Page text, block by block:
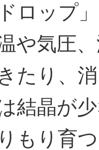
ロップ
や気圧
たり、
結晶が
もり育